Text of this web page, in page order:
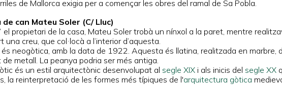
de Mallorca exigia per a començar les obres del ramal de Sa Pobla.
de can Mateu Soler (C/ Lluc)
el propietari de la casa, Mateu Soler trobà un nínxol a la paret, mentre
una creu, que col·locà a l’interior d’aquesta.
és neogòtica, amb la data de 1922. Aquesta és llatina, realitzada en
de metall. La peanya podria ser més antiga.
és un estil arquitectònic desenvolupat al segle XIX i als inicis del segle XX
la reinterpretació de les formes més típiques de l'arquitectura gòtica